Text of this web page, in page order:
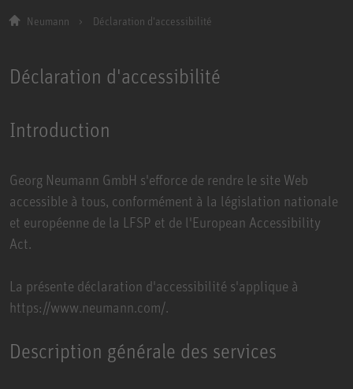
Neumann Déclaration d'accessibilité
Déclaration d'accessibilité
Introduction
Georg Neumann GmbH s'efforce de rendre le site Web
accessible à tous, conformément à la législation nationale
et européenne de la LFSP et de l'European Accessibility
Act.
La présente déclaration d'accessibilité s'applique à
https://www.neumann.com/.
Description générale des services